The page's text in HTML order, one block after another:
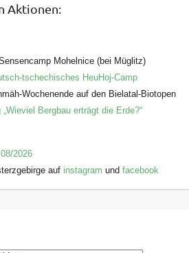
Aktionen:
Mohelnice (bei Müglitz)
tschechisches HeuHoj-Camp
Wochenende auf den Bielatal-Biotopen
Bergbau erträgt die Erde?“
2026
auf instagram und facebook